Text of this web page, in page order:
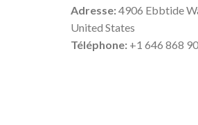
Adresse:4906 Ebbtide
United States
Téléphone: +1 646 868